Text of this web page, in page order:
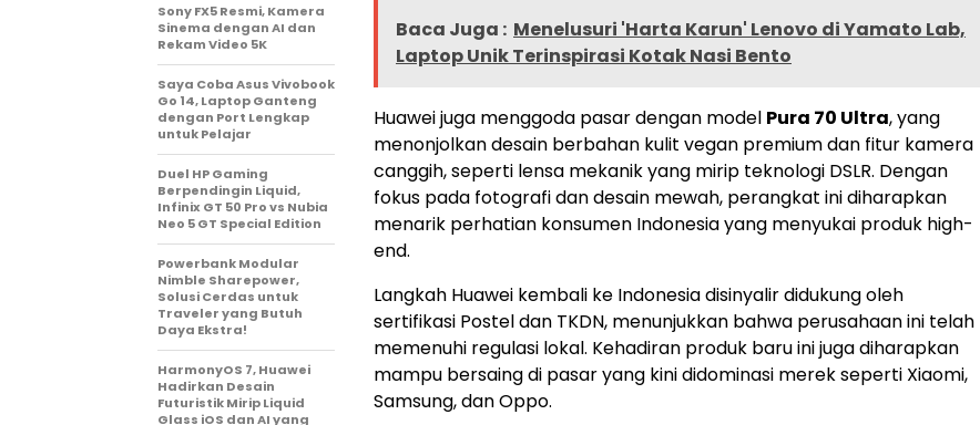
Baca Juga : Menelusuri 'Harta Karun' Lenovo di Yamato Lab,
Laptop Unik Terinspirasi Kotak Nasi Bento
Huawei juga menggoda pasar dengan model Pura 70 Ultra, yang
menonjolkan desain berbahan kulit vegan premium dan fitur kamera
canggih, seperti lensa mekanik yang mirip teknologi DSLR. Dengan
fokus pada fotografi dan desain mewah, perangkat ini diharapkan
menarik perhatian konsumen Indonesia yang menyukai produk high-
end​.
Langkah Huawei kembali ke Indonesia disinyalir didukung oleh
sertifikasi Postel dan TKDN, menunjukkan bahwa perusahaan ini telah
memenuhi regulasi lokal. Kehadiran produk baru ini juga diharapkan
mampu bersaing di pasar yang kini didominasi merek seperti Xiaomi,
Samsung, dan Oppo​.
Sony FX5 Resmi, Kamera
Sinema dengan AI dan
Rekam Video 5K
Saya Coba Asus Vivobook
Go 14, Laptop Ganteng
dengan Port Lengkap
untuk Pelajar
Duel HP Gaming
Berpendingin Liquid,
Infinix GT 50 Pro vs Nubia
Neo 5 GT Special Edition
Powerbank Modular
Nimble Sharepower,
Solusi Cerdas untuk
Traveler yang Butuh
Daya Ekstra!
HarmonyOS 7, Huawei
Hadirkan Desain
Futuristik Mirip Liquid
Glass iOS dan AI yang